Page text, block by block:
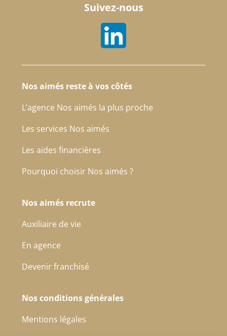
Suivez-nous
Nos aimés reste à vos côtés
L’agence Nos aimés la plus proche
Les services Nos aimés
Les aides financières
Pourquoi choisir Nos aimés ?
Nos aimés recrute
Auxiliaire de vie
En agence
Devenir franchisé
Nos conditions générales
Mentions légales